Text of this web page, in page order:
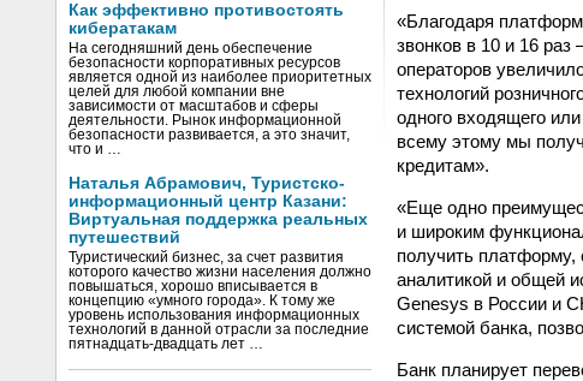
Как эффективно противостоять
кибератакам
На сегодняшний день обеспечение
безопасности корпоративных ресурсов
является одной из наиболее приоритетных
целей для любой компании вне
зависимости от масштабов и сферы
деятельности. Рынок информационной
безопасности развивается, а это значит,
что и …
Наталья Абрамович, Туристско-
информационный центр Казани:
Виртуальная поддержка реальных
путешествий
Туристический бизнес, за счет развития
которого качество жизни населения должно
повышаться, хорошо вписывается в
концепцию «умного города». К тому же
уровень использования информационных
технологий в данной отрасли за последние
пятнадцать-двадцать лет …
«Благодаря
звонков в 10 и 16
операторов
технологий
одного входящего
всему этому мы
кредитам».
«Еще одно
и широким
получить платформу,
аналитикой и общей
Genesys в России и
системой банка,
Банк планирует